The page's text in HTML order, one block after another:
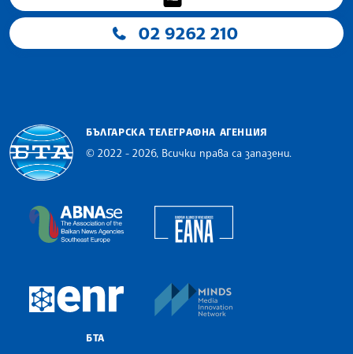
02 9262 210
БЪЛГАРСКА ТЕЛЕГРАФНА АГЕНЦИЯ
© 2022 - 2026, Всички права са запазени.
The Assocoation of the Balkan News Agencies
European Newsroom
БТА